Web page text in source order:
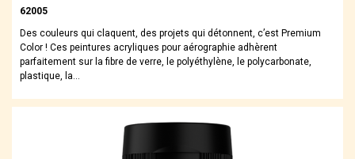
62005
Des couleurs qui claquent, des projets qui détonnent, c’est Premium
Color ! Ces peintures acryliques pour aérographie adhèrent
parfaitement sur la fibre de verre, le polyéthylène, le polycarbonate,
plastique, la…